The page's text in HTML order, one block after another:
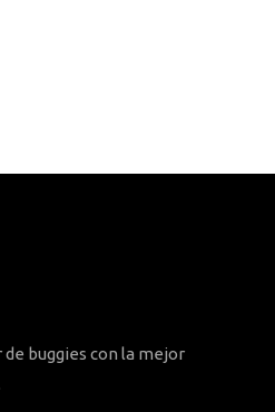
buggies con la mejor